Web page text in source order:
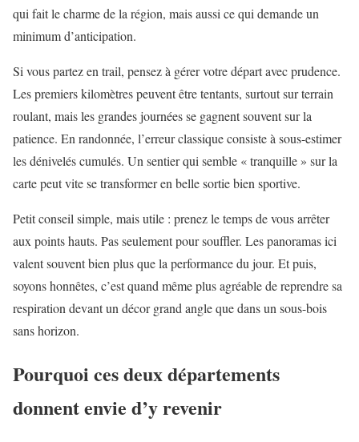
qui fait le charme de la région, mais aussi ce qui demande un
minimum d’anticipation.
Si vous partez en trail, pensez à gérer votre départ avec prudence.
Les premiers kilomètres peuvent être tentants, surtout sur terrain
roulant, mais les grandes journées se gagnent souvent sur la
patience. En randonnée, l’erreur classique consiste à sous-estimer
les dénivelés cumulés. Un sentier qui semble « tranquille » sur la
carte peut vite se transformer en belle sortie bien sportive.
Petit conseil simple, mais utile : prenez le temps de vous arrêter
aux points hauts. Pas seulement pour souffler. Les panoramas ici
valent souvent bien plus que la performance du jour. Et puis,
soyons honnêtes, c’est quand même plus agréable de reprendre sa
respiration devant un décor grand angle que dans un sous-bois
sans horizon.
Pourquoi ces deux départements
donnent envie d’y revenir